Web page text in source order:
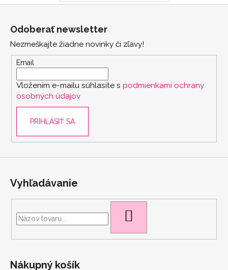
Odoberať newsletter
Nezmeškajte žiadne novinky či zľavy!
Email
Vložením e-mailu súhlasíte s podmienkami ochrany
osobných údajov
PRIHLÁSIŤ SA
Vyhľadávanie
Nákupný košík